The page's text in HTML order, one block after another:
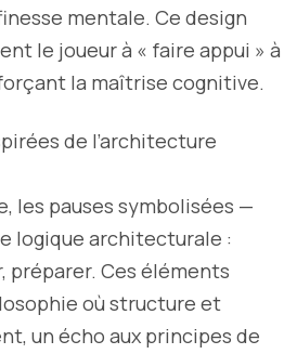
mentale. Ce design
le joueur à « faire appui » à
la maîtrise cognitive.
de l’architecture
les pauses symbolisées —
logique architecturale :
préparer. Ces éléments
où structure et
un écho aux principes de